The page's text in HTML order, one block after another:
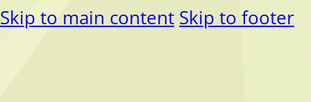
Skip to main content Skip to footer